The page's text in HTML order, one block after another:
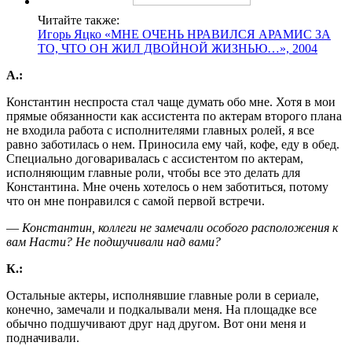
Читайте также:
Игорь Яцко «МНЕ ОЧЕНЬ НРАВИЛСЯ АРАМИС ЗА
ТО, ЧТО ОН ЖИЛ ДВОЙНОЙ ЖИЗНЬЮ…», 2004
А.:
Константин неспроста стал чаще думать обо мне. Хотя в мои
прямые обязанности как ассистента по актерам второго плана
не входила работа с исполнителями главных ролей, я все
равно заботилась о нем. Приносила ему чай, кофе, еду в обед.
Специально договаривалась с ассистентом по актерам,
исполняющим главные роли, чтобы все это делать для
Константина. Мне очень хотелось о нем заботиться, потому
что он мне понравился с самой первой встречи.
― Константин, коллеги не замечали особого расположения к
вам Насти? Не подшучивали над вами?
К.:
Остальные актеры, исполнявшие главные роли в сериале,
конечно, замечали и подкалывали меня. На площадке все
обычно подшучивают друг над другом. Вот они меня и
подначивали.